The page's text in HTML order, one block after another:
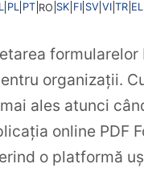
PL PT RO SK FI SV VI TR EL
organizații.
ales atunci
online PDF
o platformă